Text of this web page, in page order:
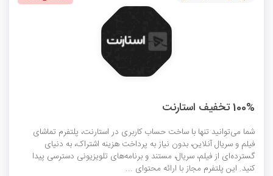
100% تخفیف استارنت
شما می‌توانید تنها با ساخت حساب کاربری در استارنت، پلتفرم تماشای
فیلم و سریال آنلاین، بدون نیاز به پرداخت هزینه اشتراک، به دنیای
گسترده‌ای از فیلم، سریال، مستند و برنامه‌های تلویزیونی دسترسی پیدا
کنید. این پلتفرم مجاز با ارائه محتوای ...